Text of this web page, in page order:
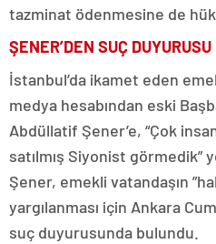
tazminat ödenmesine de
ŞENER’DEN SUÇ DUYURUSU
İstanbul’da ikamet eden
medya hesabından eski
Abdüllatif Şener’e, “Çok
satılmış Siyonist görmedik”
Şener, emekli vatandaşın
yargılanması için Ankara
suç duyurusunda bulundu.